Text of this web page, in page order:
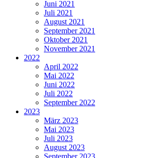
Juni 2021
Juli 2021
August 2021
September 2021
Oktober 2021
November 2021
2022
April 2022
Mai 2022
Juni 2022
Juli 2022
September 2022
2023
März 2023
Mai 2023
Juli 2023
August 2023
September 2023